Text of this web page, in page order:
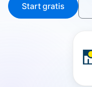
Start gratis